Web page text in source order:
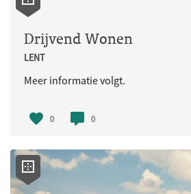
Drijvend Wonen
LENT
Meer informatie volgt.
0 0